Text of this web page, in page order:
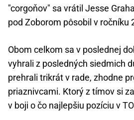
"corgoňov" sa vrátil Jesse
pod Zoborom pôsobil v ročníku
Obom celkom sa v poslednej
vyhrali z posledných siedmich
prehrali trikrát v rade, zhodne
priaznivcami. Ktorý z tímov si
v boji o čo najlepšiu pozíciu v